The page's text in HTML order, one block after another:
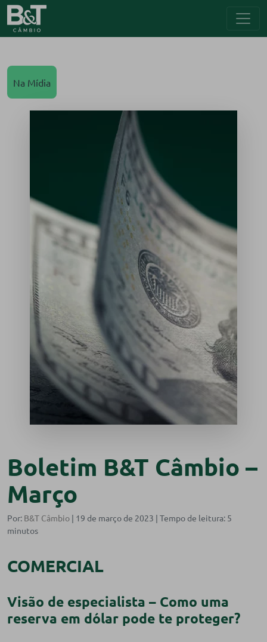
Na Mídia
Boletim B&T Câmbio –
Março
Por: B&T Câmbio | 19 de março de 2023 |
COMERCIAL
Visão de especialista – Como uma
reserva em dólar pode te proteger?